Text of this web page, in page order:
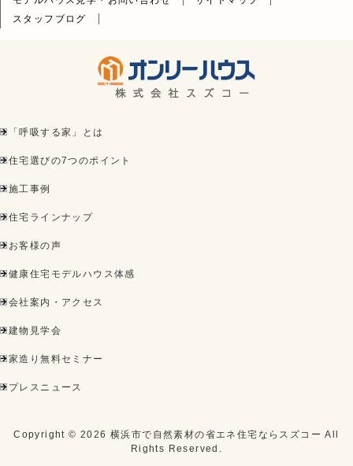
スタッフブログ
「呼吸する家」とは
住宅選びの7つのポイント
施工事例
住宅ラインナップ
お客様の声
健康住宅モデルハウス体感
会社案内・アクセス
建物見学会
家造り無料セミナー
プレスニュース
Copyright ©2026横浜市で自然素材の省エネ住宅ならスズコー All
Rights Reserved.